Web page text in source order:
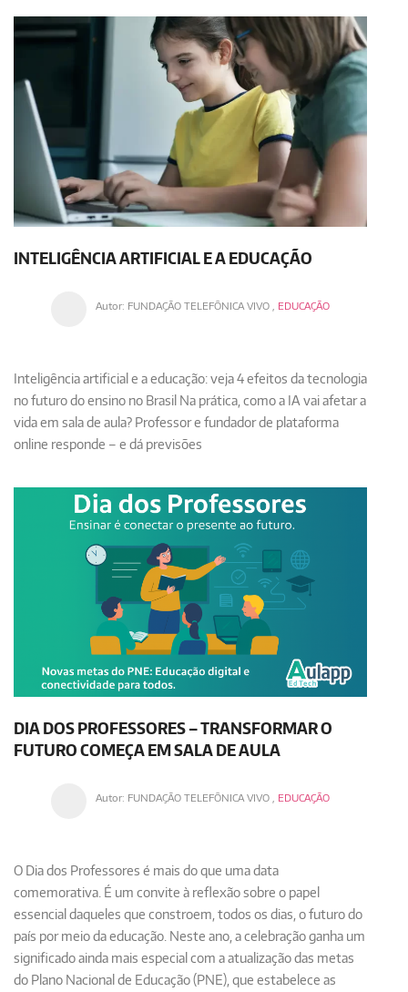
INTELIGÊNCIA ARTIFICIAL E A EDUCAÇÃO
Autor: FUNDAÇÃO TELEFÔNICA VIVO EDUCAÇÃO
Inteligência artificial e a educação: veja 4 efeitos da tecnologia
no futuro do ensino no Brasil Na prática, como a IA vai afetar a
vida em sala de aula? Professor e fundador de plataforma
online responde – e dá previsões
DIA DOS PROFESSORES – TRANSFORMAR O
FUTURO COMEÇA EM SALA DE AULA
Autor: FUNDAÇÃO TELEFÔNICA VIVO EDUCAÇÃO
O Dia dos Professores é mais do que uma data
comemorativa. É um convite à reflexão sobre o papel
essencial daqueles que constroem, todos os dias, o futuro do
país por meio da educação. Neste ano, a celebração ganha um
significado ainda mais especial com a atualização das metas
do Plano Nacional de Educação (PNE), que estabelece as